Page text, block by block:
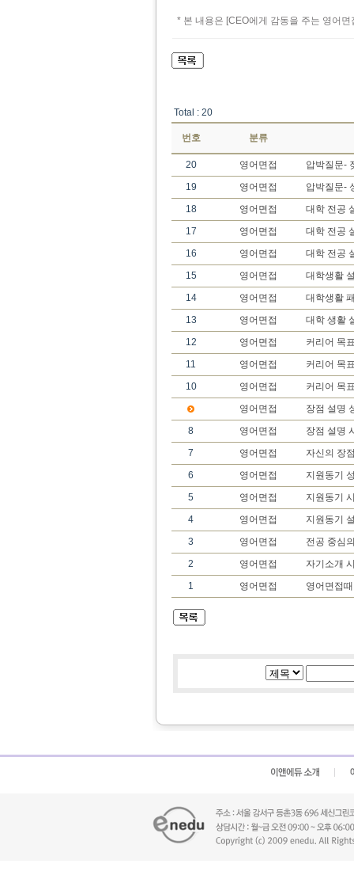
* 본 내용은 [CEO에게 감동을 주는 영어
Total : 20
번호 분류
20 영어면접
압박질문-
19
영어면접
압박질문-
18
영어면접
대학 전공
17
영어면접
대학 전공
16
영어면접
대학 전공
15
영어면접
대학생활
14
영어면접
대학생활
13
영어면접
대학 생활
12
영어면접
커리어 목
11
영어면접
커리어 목
10
영어면접
커리어 목
영어면접
장점 설명
8
영어면접
장점 설명
7
영어면접
자신의 장
6
영어면접
지원동기
5
영어면접
지원동기
4
영어면접
지원동기
3
영어면접
전공 중심
2
영어면접
자기소개
1
영어면접 영어면접